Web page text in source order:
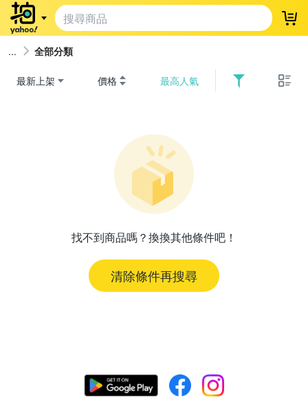
登
全部分類
最新上架 價格 最高人氣
找不到商品嗎？換換其他條件吧！
清除條件再搜尋